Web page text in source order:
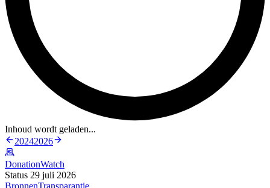
Inhoud wordt geladen...
20242026
DonationWatch
Status 29 juli 2026
BronnenTransparantie